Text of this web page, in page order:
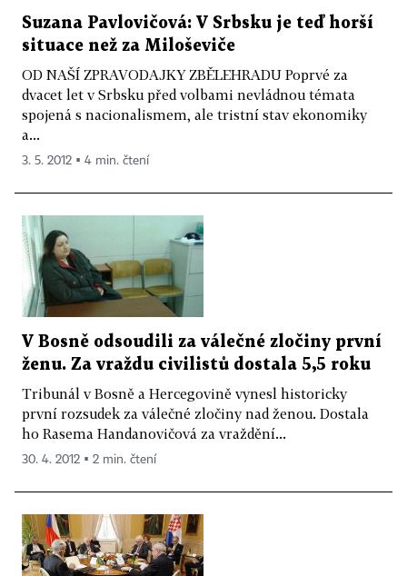
Suzana Pavlovičová: V Srbsku je teď horší
situace než za Miloševiče
OD NAŠÍ ZPRAVODAJKY ZBĚLEHRADU Poprvé za
dvacet let v Srbsku před volbami nevládnou témata
spojená s nacionalismem, ale tristní stav ekonomiky
a...
3. 5. 2012 ▪ 4 min. čtení
V Bosně odsoudili za válečné zločiny první
ženu. Za vraždu civilistů dostala 5,5 roku
Tribunál v Bosně a Hercegovině vynesl historicky
první rozsudek za válečné zločiny nad ženou. Dostala
ho Rasema Handanovičová za vraždění...
30. 4. 2012 ▪ 2 min. čtení